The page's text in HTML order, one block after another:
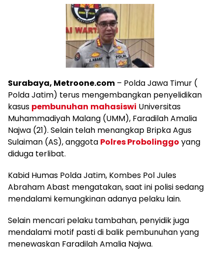
Surabaya, Metroone.com – Polda Jawa Timur (
Polda Jatim) terus mengembangkan penyelidikan
kasus pembunuhan mahasiswi Universitas
Muhammadiyah Malang (UMM), Faradilah Amalia
Najwa (21). Selain telah menangkap Bripka Agus
Sulaiman (AS), anggota Polres Probolinggo yang
diduga terlibat.
Kabid Humas Polda Jatim, Kombes Pol Jules
Abraham Abast mengatakan, saat ini polisi sedang
mendalami kemungkinan adanya pelaku lain.
Selain mencari pelaku tambahan, penyidik juga
mendalami motif pasti di balik pembunuhan yang
menewaskan Faradilah Amalia Najwa.